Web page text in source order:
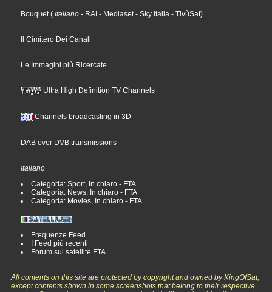
Bouquet( Italiano - RAI - Mediaset- Sky Italia - TivùSat)
Il Cimitero Dei Canali
Le Immagini più Ricercate
Ultra High Definition TV Channels
Channels broadcasting in 3D
DAB over DVB transmissions
Italiano
Categoria: Sport, In chiaro - FTA
Categoria: News, In chiaro - FTA
Categoria: Movies, In chiaro - FTA
Frequenze Feed
I Feed più recenti
Forum sul satellite FTA
All contents on this site are protected by copyright and owned by KingOfSat,
except contents shown in some screenshots that belong to their respective